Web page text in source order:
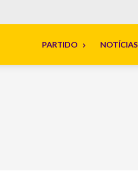
PARTIDO NOTÍCIAS